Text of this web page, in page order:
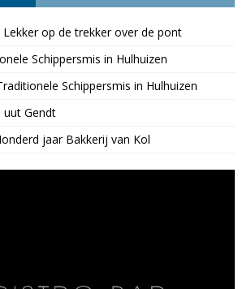
Lekker op de trekker over de pont
Schippersmis in Hulhuizen
Schippersmis in Hulhuizen
uut Gendt
jaar Bakkerij van Kol